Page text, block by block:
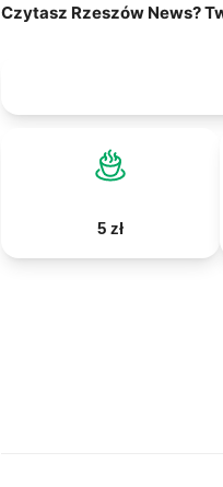
Czytasz Rzeszów News?
5 zł